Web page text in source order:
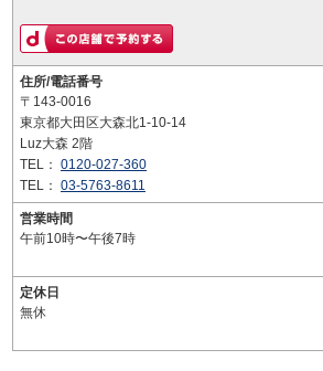
住所/電話番号
〒143-0016
東京都大田区大森北1-10-14
Luz大森 2階
TEL： 0120-027-360
TEL： 03-5763-8611
営業時間
午前10時〜午後7時
定休日
無休